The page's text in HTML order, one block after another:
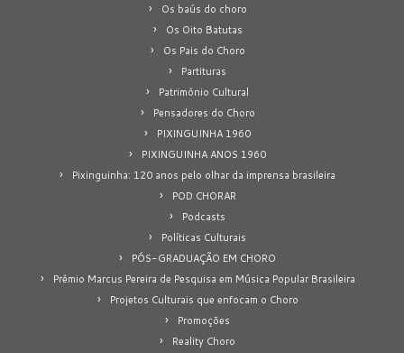
Os baús do choro
Os Oito Batutas
Os Pais do Choro
Partituras
Patrimônio Cultural
Pensadores do Choro
PIXINGUINHA 1960
PIXINGUINHA ANOS 1960
Pixinguinha: 120 anos pelo olhar da imprensa brasileira
POD CHORAR
Podcasts
Políticas Culturais
PÓS-GRADUAÇÃO EM CHORO
Prêmio Marcus Pereira de Pesquisa em Música Popular Brasileira
Projetos Culturais que enfocam o Choro
Promoções
Reality Choro